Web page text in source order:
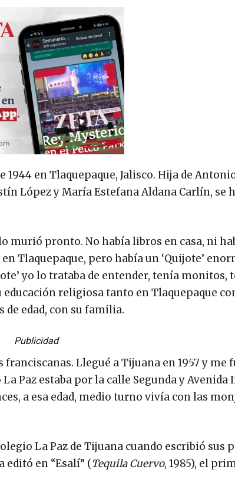
en Tlaquepaque, Jalisco. Hija de
López y María Estefana Aldana Carlín, se
murió pronto. No había libros en casa, ni
Tlaquepaque, pero había un ‘Quijote’
yo lo trataba de entender, tenía monitos,
educación religiosa tanto en Tlaquepaque
de edad, con su familia.
Publicidad
Llegué a Tijuana en 1957 y me
La Paz estaba por la calle Segunda y
a esa edad, medio turno vivía con las
La Paz de Tijuana cuando escribió sus
editó en “Esalí” (Tequila Cuervo, 1985), el